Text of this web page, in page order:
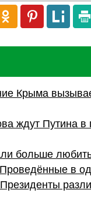
Крыма
ждут Путина в
больше
в